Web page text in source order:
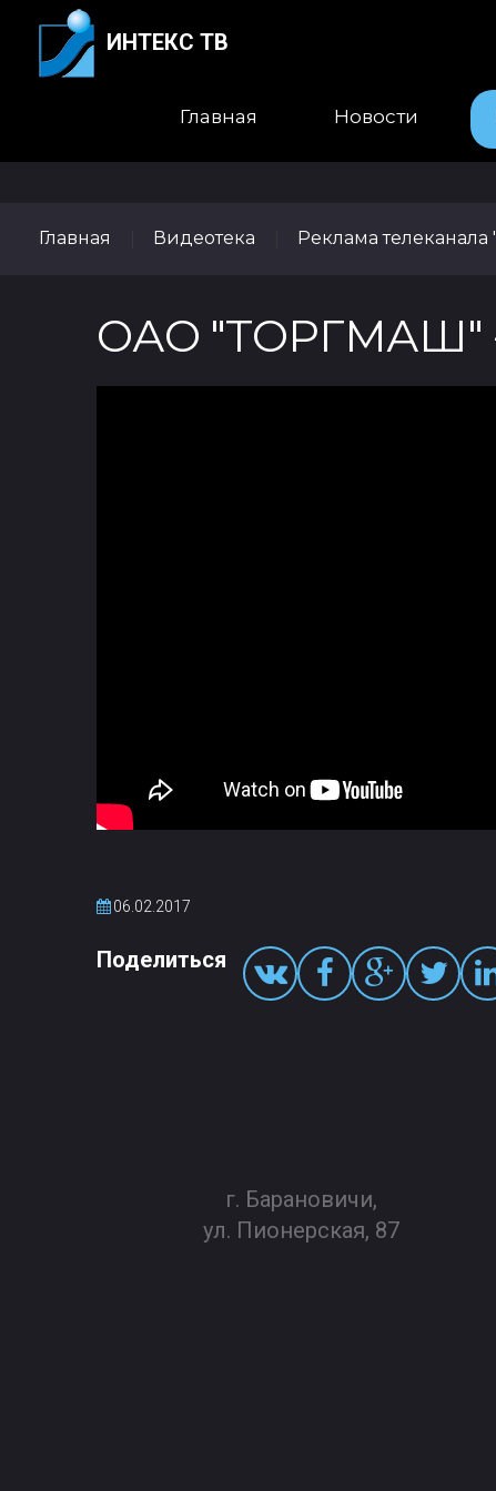
ИНТЕКС ТВ
Главная Новости
Главная Видеотека Реклама телеканала
ОАО "ТОРГМАШ"
06.02.2017
Поделиться
г. Барановичи,
ул. Пионерская, 87